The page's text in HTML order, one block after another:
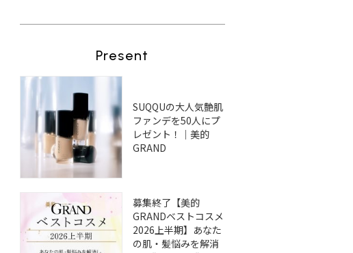
Present
SUQQUの大人気艶肌
ファンデを50人にプ
レゼント！｜美的
GRAND
募集終了【美的
GRANDベストコスメ
2026上半期】あなた
の肌・髪悩みを解消